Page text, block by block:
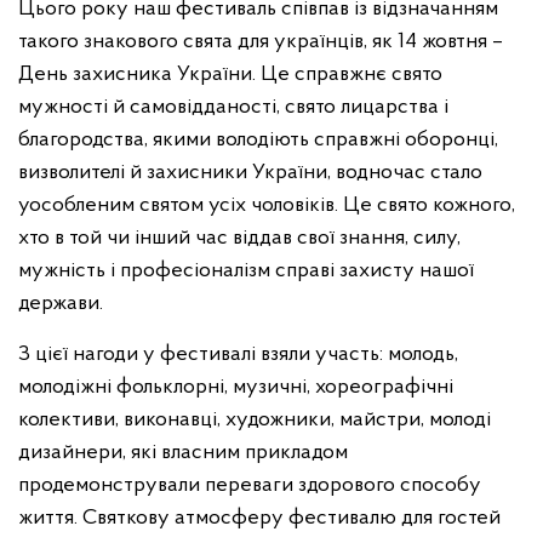
Цього року наш фестиваль співпав із відзначанням
такого знакового свята для українців, як 14 жовтня –
День захисника України. Це справжнє свято
мужності й самовідданості, свято лицарства і
благородства, якими володіють справжні оборонці,
визволителі й захисники України, водночас стало
уособленим святом усіх чоловіків. Це свято кожного,
хто в той чи інший час віддав свої знання, силу,
мужність і професіоналізм справі захисту нашої
держави.
З цієї нагоди у фестивалі взяли участь: молодь,
молодіжні фольклорні, музичні, хореографічні
колективи, виконавці, художники, майстри, молоді
дизайнери, які власним прикладом
продемонстрували переваги здорового способу
життя. Святкову атмосферу фестивалю для гостей